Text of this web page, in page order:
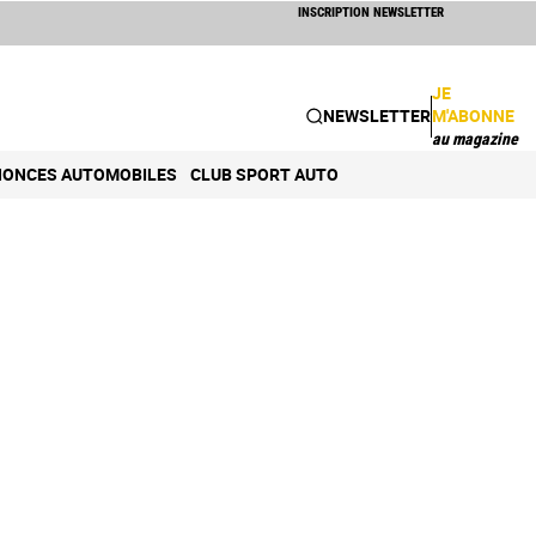
INSCRIPTION NEWSLETTER
NEWSLETTER
JE
M'ABONNE
au magazine
AUTOMOBILES CLUB SPORT AUTO